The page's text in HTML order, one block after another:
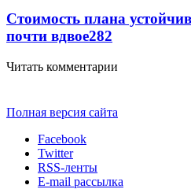
Стоимость плана
почти вдвое282
Читать комментарии
Полная версия сайта
Facebook
Twitter
RSS-ленты
E-mail рассылка